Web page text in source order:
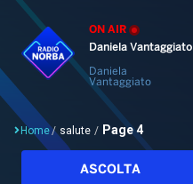
ON AIR
Daniela Vantaggiato
Daniela
Vantaggiato
Home/ salute / Page 4
ASCOLTA